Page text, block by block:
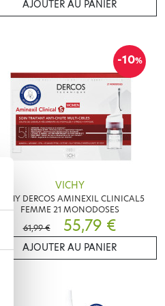
AJOUTER AU PANIER
-10%
VICHY
VICHY DERCOS AMINEXIL CLINICAL5
FEMME 21 MONODOSES
61,99 €
55,79 €
AJOUTER AU PANIER